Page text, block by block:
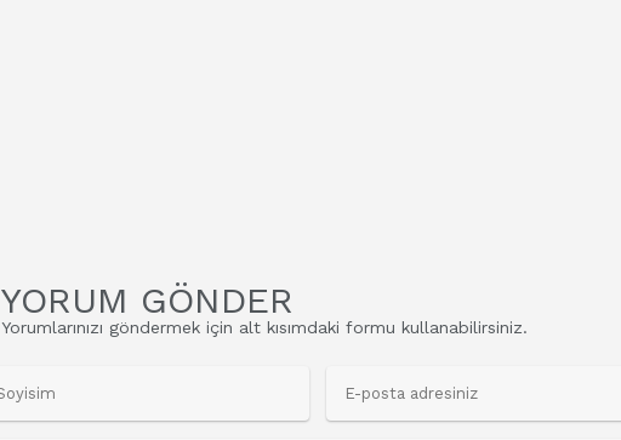
YORUM GÖNDER
Yorumlarınızı göndermek için alt kısımdaki formu kullanabilirsiniz.